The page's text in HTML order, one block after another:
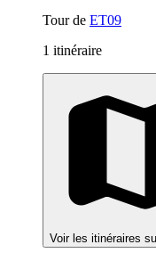
Tour de ET09
1 itinéraire
Voir les itinéraires